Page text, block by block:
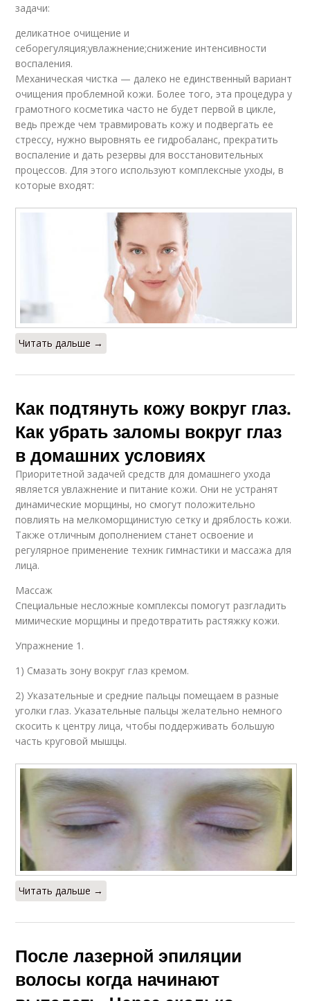
задачи:
деликатное очищение и
себорегуляция;увлажнение;снижение интенсивности
воспаления.
Механическая чистка — далеко не единственный вариант
очищения проблемной кожи. Более того, эта процедура у
грамотного косметика часто не будет первой в цикле,
ведь прежде чем травмировать кожу и подвергать ее
стрессу, нужно выровнять ее гидробаланс, прекратить
воспаление и дать резервы для восстановительных
процессов. Для этого используют комплексные уходы, в
которые входят:
Читать дальше →
Как подтянуть кожу вокруг глаз.
Как убрать заломы вокруг глаз
в домашних условиях
Приоритетной задачей средств для домашнего ухода
является увлажнение и питание кожи. Они не устранят
динамические морщины, но смогут положительно
повлиять на мелкоморщинистую сетку и дряблость кожи.
Также отличным дополнением станет освоение и
регулярное применение техник гимнастики и массажа для
лица.
Массаж
Специальные несложные комплексы помогут разгладить
мимические морщины и предотвратить растяжку кожи.
Упражнение 1.
1) Смазать зону вокруг глаз кремом.
2) Указательные и средние пальцы помещаем в разные
уголки глаз. Указательные пальцы желательно немного
скосить к центру лица, чтобы поддерживать большую
часть круговой мышцы.
Читать дальше →
После лазерной эпиляции
волосы когда начинают